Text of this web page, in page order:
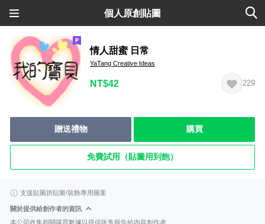
個人原創貼圖
情人甜蜜 日常
YaTang Creative Ideas
NT$42 229
贈送禮物 購買
免費試用（貼圖用到飽）
支援貼圖拼貼樂/裝飾專用圖案
關於提供給創作者的資訊
本公司收集相關購買數據以提供販售報告給內容創作者。